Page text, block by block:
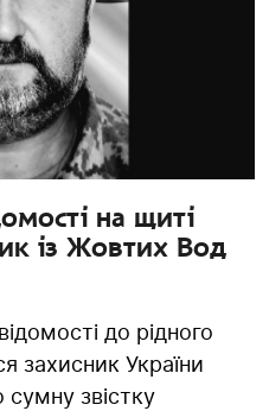
на щиті
із Жовтих Вод
до рідного
захисник України
звістку